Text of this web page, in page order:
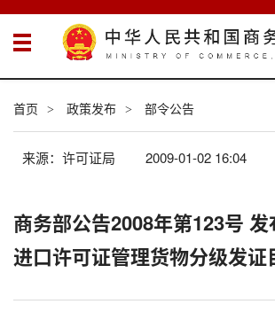
首页 > 政策发布 > 部令公告
来源：许可证局 2009-01-02 16:04
商务部公告2008年第123号
进口许可证管理货物分级发证